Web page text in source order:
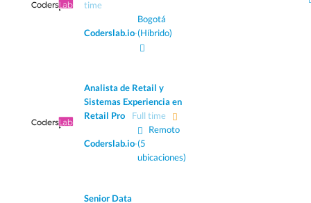
time
Coderslab.io·
Bogotá
(Híbrido)
Analista de Retail y
Sistemas Experiencia en
Retail Pro
Full time
Coderslab.io·
Remoto
(5
ubicaciones)
Senior Data